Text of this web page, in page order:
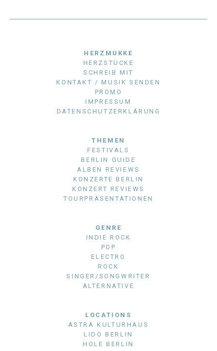
HERZMUKKE
HERZSTÜCKE
SCHREIB MIT
KONTAKT / MUSIK SENDEN
PROMO
IMPRESSUM
DATENSCHUTZERKLÄRUNG
THEMEN
FESTIVALS
BERLIN GUIDE
ALBEN REVIEWS
KONZERTE BERLIN
KONZERT REVIEWS
TOURPRÄSENTATIONEN
GENRE
INDIE ROCK
POP
ELECTRO
ROCK
SINGER/SONGWRITER
ALTERNATIVE
LOCATIONS
ASTRA KULTURHAUS
LIDO BERLIN
HOLE BERLIN